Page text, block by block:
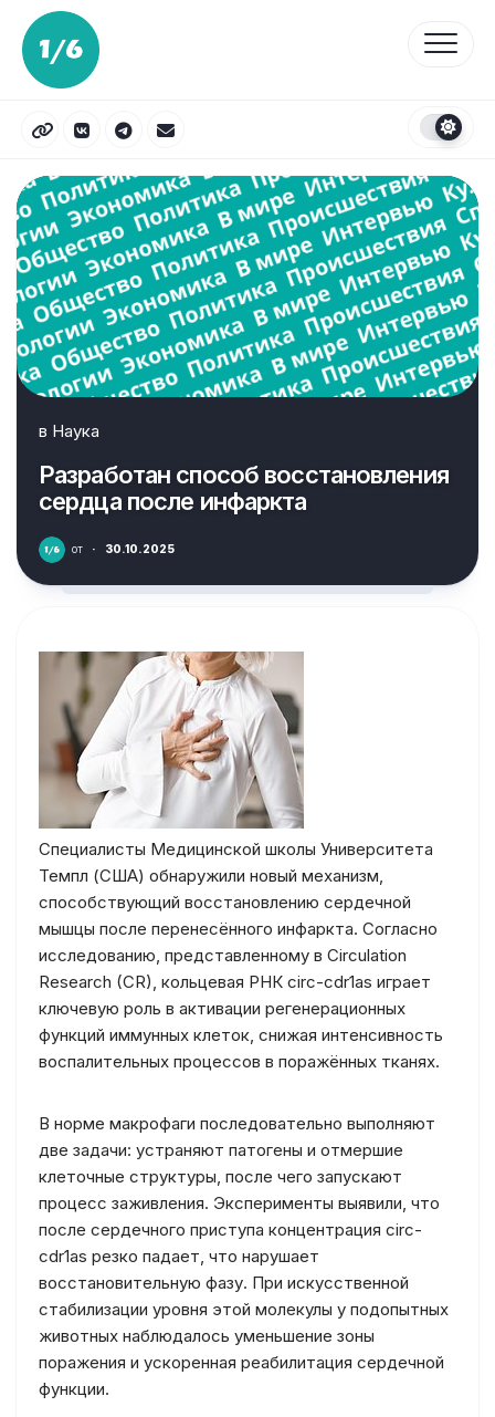
Перейти
содержанию
в Наука
Разработан способ восстановления
сердца после инфаркта
от · 30.10.2025
Специалисты Медицинской школы Университета
Темпл (США) обнаружили новый механизм,
способствующий восстановлению сердечной
мышцы после перенесённого инфаркта. Согласно
исследованию, представленному в Circulation
Research (CR), кольцевая РНК circ-cdr1as играет
ключевую роль в активации регенерационных
функций иммунных клеток, снижая интенсивность
воспалительных процессов в поражённых тканях.
В норме макрофаги последовательно выполняют
две задачи: устраняют патогены и отмершие
клеточные структуры, после чего запускают
процесс заживления. Эксперименты выявили, что
после сердечного приступа концентрация circ-
cdr1as резко падает, что нарушает
восстановительную фазу. При искусственной
стабилизации уровня этой молекулы у подопытных
животных наблюдалось уменьшение зоны
поражения и ускоренная реабилитация сердечной
функции.